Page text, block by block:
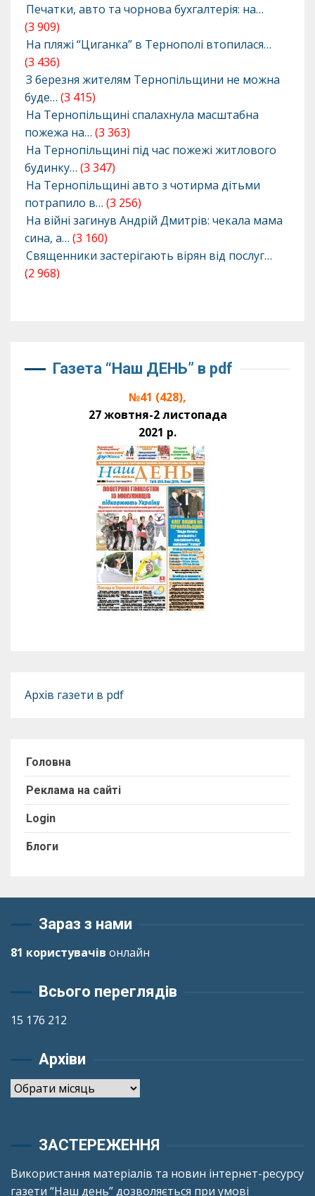
Печатки, авто та чорнова бухгалтерія: на…
(3 909)
На пляжі “Циганка” в Тернополі втопилася…
(3 436)
З березня жителям Тернопільщини не можна
буде… (3 415)
На Тернопільщині спалахнула масштабна
пожежа на… (3 363)
На Тернопільщині під час пожежі житлового
будинку… (3 347)
На Тернопільщині авто з чотирма дітьми
потрапило в… (3 256)
На війні загинув Андрій Дмитрів: чекала мама
сина, а… (3 160)
Священники застерігають вірян від послуг…
(2 968)
Газета “Наш ДЕНЬ” в pdf
№41 (428),
27 жовтня-2 листопада
2021 р.
Архів газети в pdf
Головна
Реклама на сайті
Login
Блоги
Зараз з нами
81 користувачів онлайн
Всього переглядів
15 176 212
Архіви
Архіви
ЗАСТЕРЕЖЕННЯ
Використання матеріалів та новин інтернет-ресурсу
газети “Наш день” дозволяється при умові